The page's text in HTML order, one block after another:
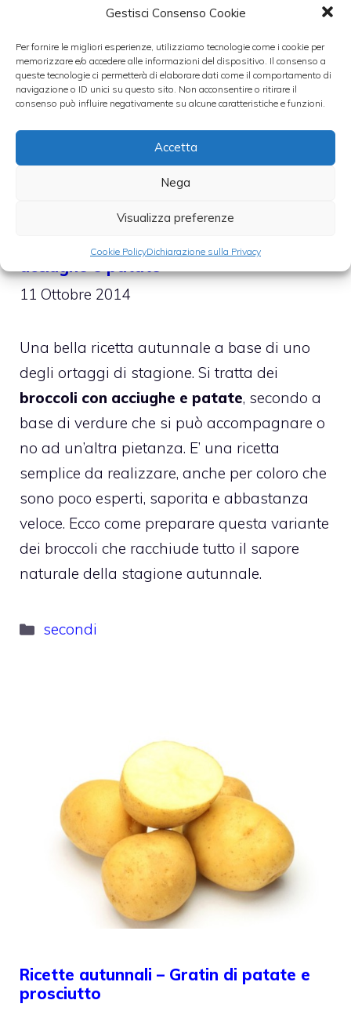
Gestisci Consenso Cookie
Per fornire le migliori esperienze, utilizziamo tecnologie come i cookie per
memorizzare e/o accedere alle informazioni del dispositivo. Il consenso a
queste tecnologie ci permetterà di elaborare dati come il comportamento di
navigazione o ID unici su questo sito. Non acconsentire o ritirare il
consenso può influire negativamente su alcune caratteristiche e funzioni.
Accetta
Nega
Visualizza preferenze
Cookie PolicyDichiarazione sulla Privacy
Ricette d’autunno – Broccoli con
11 Ottobre 2014
Una bella ricetta autunnale a base di uno
degli ortaggi di stagione. Si tratta dei
broccoli con acciughe e patate, secondo a
base di verdure che si può accompagnare o
no ad un’altra pietanza. E’ una ricetta
semplice da realizzare, anche per coloro che
sono poco esperti, saporita e abbastanza
veloce. Ecco come preparare questa variante
dei broccoli che racchiude tutto il sapore
naturale della stagione autunnale.
Categorie
secondi
Ricette autunnali – Gratin di patate e
prosciutto